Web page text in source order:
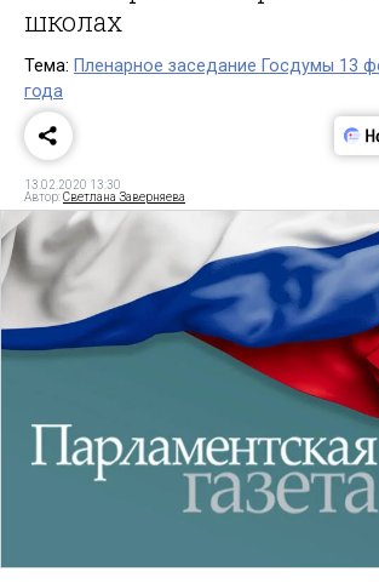
школах
Тема: Пленарное заседание Госдумы 13
года
13.02.2020 13:30
Автор:Светлана Заверняева